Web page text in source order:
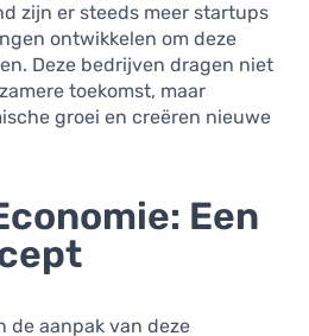
zijn er steeds meer startups
ontwikkelen om deze
Deze bedrijven dragen niet
toekomst, maar
groei en creëren nieuwe
Een
de aanpak van deze